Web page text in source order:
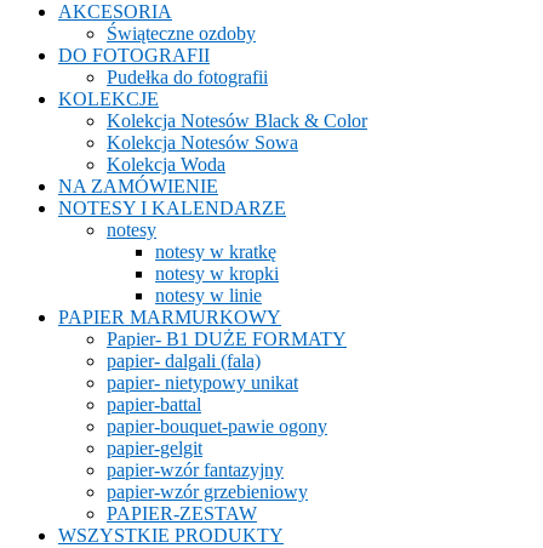
AKCESORIA
Świąteczne ozdoby
DO FOTOGRAFII
Pudełka do fotografii
KOLEKCJE
Kolekcja Notesów Black & Color
Kolekcja Notesów Sowa
Kolekcja Woda
NA ZAMÓWIENIE
NOTESY I KALENDARZE
notesy
notesy w kratkę
notesy w kropki
notesy w linie
PAPIER MARMURKOWY
Papier- B1 DUŻE FORMATY
papier- dalgali (fala)
papier- nietypowy unikat
papier-battal
papier-bouquet-pawie ogony
papier-gelgit
papier-wzór fantazyjny
papier-wzór grzebieniowy
PAPIER-ZESTAW
WSZYSTKIE PRODUKTY